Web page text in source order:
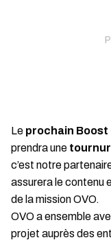
Le prochain Boost
prendra une
c’est notre
assurera le contenu
de la mission OVO.
OVO a ensemble
projet auprès des